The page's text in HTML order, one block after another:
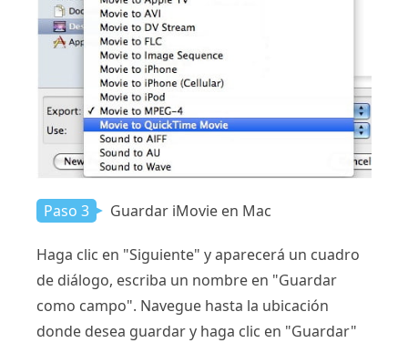
Paso 3 Guardar iMovie en Mac
Haga clic en "Siguiente" y aparecerá un cuadro
de diálogo, escriba un nombre en "Guardar
como campo". Navegue hasta la ubicación
donde desea guardar y haga clic en "Guardar"